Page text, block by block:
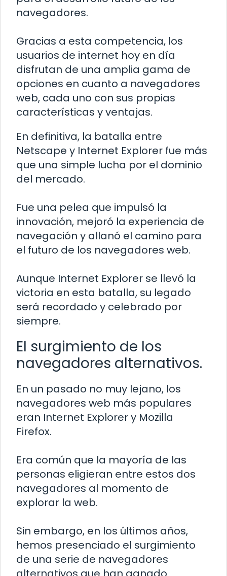
navegadores.
Gracias a esta competencia, los
usuarios de internet hoy en día
disfrutan de una amplia gama de
opciones en cuanto a navegadores
web, cada uno con sus propias
características y ventajas.
En definitiva, la batalla entre
Netscape y Internet Explorer fue más
que una simple lucha por el dominio
del mercado.
Fue una pelea que impulsó la
innovación, mejoró la experiencia de
navegación y allanó el camino para
el futuro de los navegadores web.
Aunque Internet Explorer se llevó la
victoria en esta batalla, su legado
será recordado y celebrado por
siempre.
El surgimiento de los
navegadores alternativos.
En un pasado no muy lejano, los
navegadores web más populares
eran Internet Explorer y Mozilla
Firefox.
Era común que la mayoría de las
personas eligieran entre estos dos
navegadores al momento de
explorar la web.
Sin embargo, en los últimos años,
hemos presenciado el surgimiento
de una serie de navegadores